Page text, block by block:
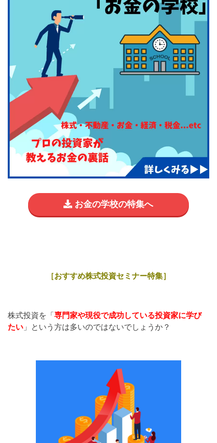
お金の学校の特集へ
［おすすめ株式投資セミナー特集］
株式投資を「専門家や現役で成功している投資家に学び
たい 」という方は多いのではないでしょうか？